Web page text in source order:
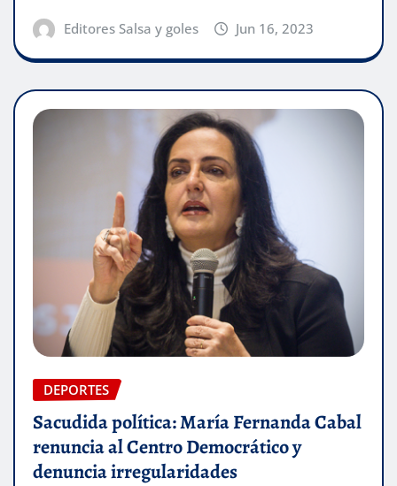
Editores Salsa y goles Jun 16, 2023
DEPORTES
Sacudida política: María Fernanda Cabal
renuncia al Centro Democrático y
denuncia irregularidades